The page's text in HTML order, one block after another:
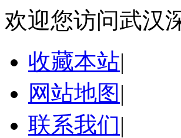
欢迎您访问武汉
收藏本站|
网站地图 |
联系我们|